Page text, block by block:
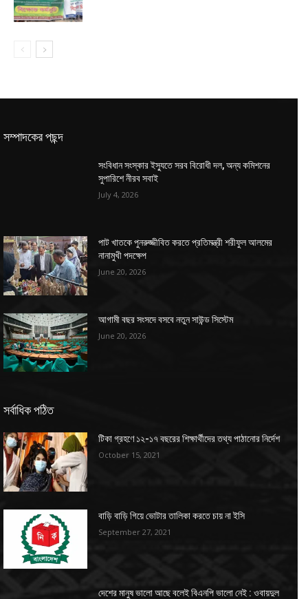
সম্পাদকের পছন্দ
সংবিধান সংস্কার ইস্যুতে সরব বিরোধী দল, অন্য কমিশনের
সুপারিশে নীরব সবাই
July 4, 2026
পাট খাতকে পুনরুজ্জীবিত করতে প্রতিমন্ত্রী শরীফুল আলমের
নানামুখী পদক্ষেপ
June 20, 2026
আগামী বছর সংসদে বসবে নতুন সাউন্ড সিস্টেম
June 20, 2026
সর্বাধিক পঠিত
টিকা গ্রহণে ১২-১৭ বছরের শিক্ষার্থীদের তথ্য পাঠানোর নির্দেশ
October 15, 2021
বাড়ি বাড়ি গিয়ে ভোটার তালিকা করতে চায় না ইসি
September 27, 2021
দেশের মানুষ ভালো আছে বলেই বিএনপি ভালো নেই : ওবায়দুল